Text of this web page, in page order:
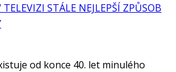
TELEVIZI STÁLE NEJLEPŠÍ ZPŮSOB
od konce 40. let minulého